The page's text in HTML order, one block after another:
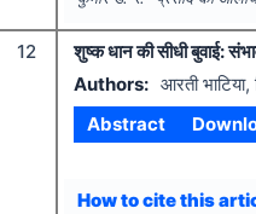
12
शुष्क धान की सीधी बुवाई:
Authors: आरती
Abstract
How to cite this